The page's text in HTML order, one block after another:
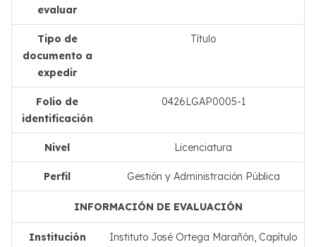
evaluar
Tipo de
documento a
expedir
Título
Folio de
identificación
0426LGAP0005-1
Nivel Licenciatura
Perfil Gestión y Administración Pública
INFORMACIÓN DE EVALUACIÓN
Institución
Instituto José Ortega Marañón, Capítulo